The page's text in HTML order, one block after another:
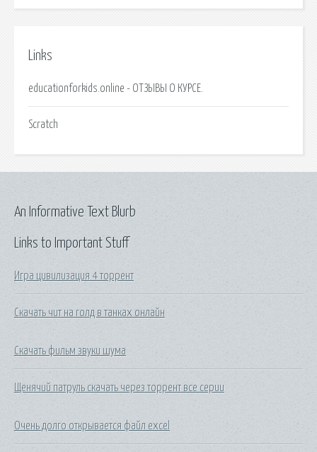
Links
educationforkids.online - ОТЗЫВЫ О КУРСЕ.
Scratch
Links to Important Stuff
Игра цивилизация 4 торрент
Скачать чит на голд в танках онлайн
Скачать фильм звуки шума
Щенячий патруль скачать через торрент все серии
Очень долго открывается файл excel
An Informative Text Blurb